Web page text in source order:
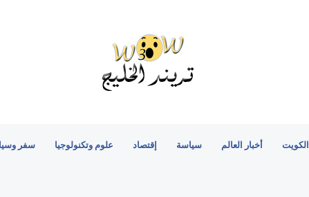
الكويت أخبار العالم سياسة إقتصاد علوم وتكنولوجيا سفر